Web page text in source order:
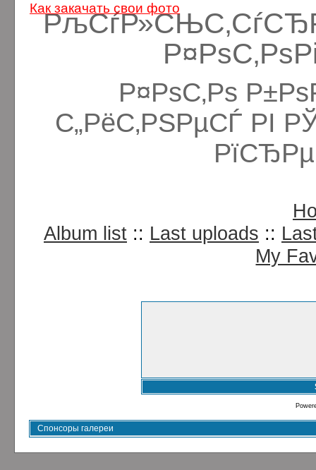
Р¤РѕС‚Рѕ
С„РёС‚РЅРµСЃ РІ
Album list :: Last uploads ::
My
Как закачать свои фото